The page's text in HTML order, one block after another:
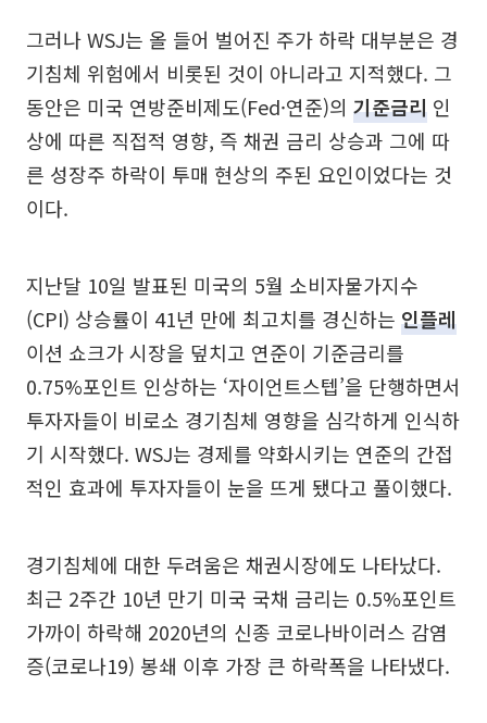
그러나 WSJ는 올 들어 벌어진 주가 하락 대부분은 경
기침체 위험에서 비롯된 것이 아니라고 지적했다. 그
동안은 미국 연방준비제도(Fed·연준)의 기준금리 인
상에 따른 직접적 영향, 즉 채권 금리 상승과 그에 따
른 성장주 하락이 투매 현상의 주된 요인이었다는 것
이다.
지난달 10일 발표된 미국의 5월 소비자물가지수
(CPI) 상승률이 41년 만에 최고치를 경신하는 인플레
이션 쇼크가 시장을 덮치고 연준이 기준금리를
0.75%포인트 인상하는 ‘자이언트스텝’을 단행하면서
투자자들이 비로소 경기침체 영향을 심각하게 인식하
기 시작했다. WSJ는 경제를 약화시키는 연준의 간접
적인 효과에 투자자들이 눈을 뜨게 됐다고 풀이했다.
경기침체에 대한 두려움은 채권시장에도 나타났다.
최근 2주간 10년 만기 미국 국채 금리는 0.5%포인트
가까이 하락해 2020년의 신종 코로나바이러스 감염
증(코로나19) 봉쇄 이후 가장 큰 하락폭을 나타냈다.